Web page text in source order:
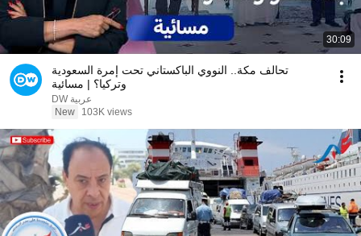
30:09
تحالف مكة.. النووي الباكستاني تحت إمرة السعودية
وتركيا؟ | مسائية
DW عربية
New
103K views